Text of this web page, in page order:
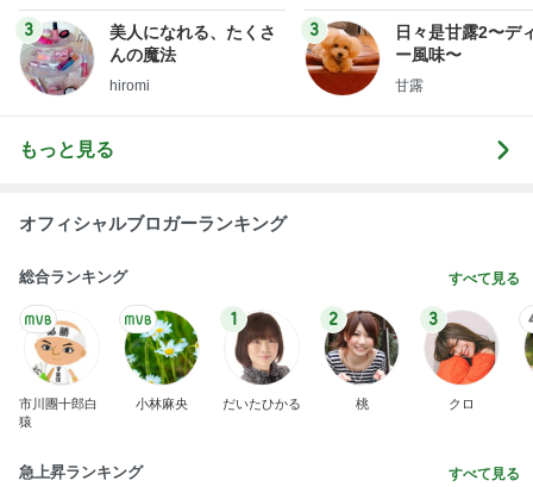
3
美人になれる、たくさ
んの魔法
hiromi
3
日々是甘露2〜デ
ー風味〜
甘露
もっと見る
オフィシャルブロガーランキング
総合ランキング すべて見る
市川團十郎白
猿
小林麻央
1
だいたひかる
2
桃
3
クロ
急上昇ランキング すべて見る